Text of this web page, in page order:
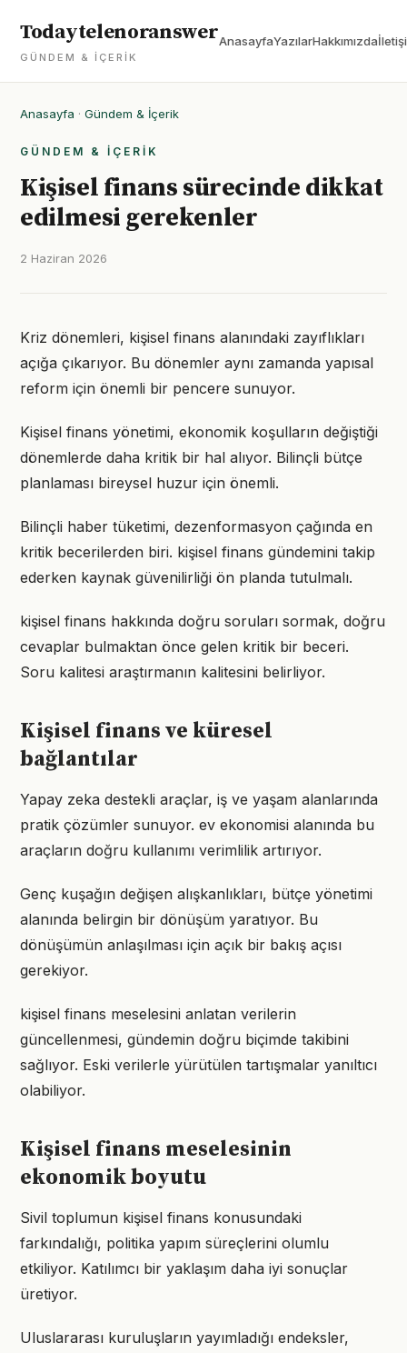
Todaytelenoranswer
GÜNDEM & İÇERIK
AnasayfaYazılarHakkımızda
Anasayfa · Gündem & İçerik
GÜNDEM & İÇERIK
Kişisel finans sürecinde dikkat
edilmesi gerekenler
2 Haziran 2026
Kriz dönemleri, kişisel finans alanındaki zayıflıkları
açığa çıkarıyor. Bu dönemler aynı zamanda yapısal
reform için önemli bir pencere sunuyor.
Kişisel finans yönetimi, ekonomik koşulların değiştiği
dönemlerde daha kritik bir hal alıyor. Bilinçli bütçe
planlaması bireysel huzur için önemli.
Bilinçli haber tüketimi, dezenformasyon çağında en
kritik becerilerden biri. kişisel finans gündemini takip
ederken kaynak güvenilirliği ön planda tutulmalı.
kişisel finans hakkında doğru soruları sormak, doğru
cevaplar bulmaktan önce gelen kritik bir beceri.
Soru kalitesi araştırmanın kalitesini belirliyor.
Kişisel finans ve küresel
bağlantılar
Yapay zeka destekli araçlar, iş ve yaşam alanlarında
pratik çözümler sunuyor. ev ekonomisi alanında bu
araçların doğru kullanımı verimlilik artırıyor.
Genç kuşağın değişen alışkanlıkları, bütçe yönetimi
alanında belirgin bir dönüşüm yaratıyor. Bu
dönüşümün anlaşılması için açık bir bakış açısı
gerekiyor.
kişisel finans meselesini anlatan verilerin
güncellenmesi, gündemin doğru biçimde takibini
sağlıyor. Eski verilerle yürütülen tartışmalar yanıltıcı
olabiliyor.
Kişisel finans meselesinin
ekonomik boyutu
Sivil toplumun kişisel finans konusundaki
farkındalığı, politika yapım süreçlerini olumlu
etkiliyor. Katılımcı bir yaklaşım daha iyi sonuçlar
üretiyor.
Uluslararası kuruluşların yayımladığı endeksler,